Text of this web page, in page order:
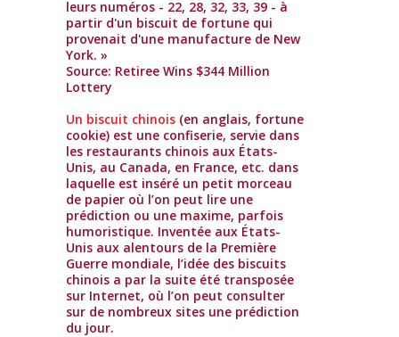
leurs numéros - 22, 28, 32, 33, 39 - à
partir d'un biscuit de fortune qui
provenait d'une manufacture de New
York. »
Source: Retiree Wins $344 Million
Lottery
Un biscuit chinois (en anglais, fortune
cookie) est une confiserie, servie dans
les restaurants chinois aux États-
Unis, au Canada, en France, etc. dans
laquelle est inséré un petit morceau
de papier où l’on peut lire une
prédiction ou une maxime, parfois
humoristique. Inventée aux États-
Unis aux alentours de la Première
Guerre mondiale, l’idée des biscuits
chinois a par la suite été transposée
sur Internet, où l’on peut consulter
sur de nombreux sites une prédiction
du jour.